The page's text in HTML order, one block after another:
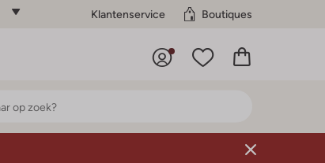
Klantenservice Boutiques